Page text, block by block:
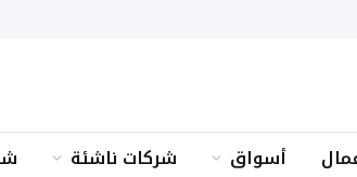
أسواق شركات ناشئة